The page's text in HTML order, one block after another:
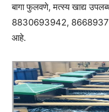
बागा फुलवणे, मत्स्य खाद्य
8830693942,
आहे.